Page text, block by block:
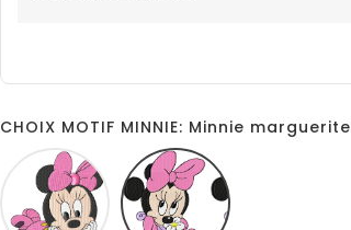
CHOIX MOTIF MINNIE: Minnie marguerite
Minnie
baby
allonge
marguerite